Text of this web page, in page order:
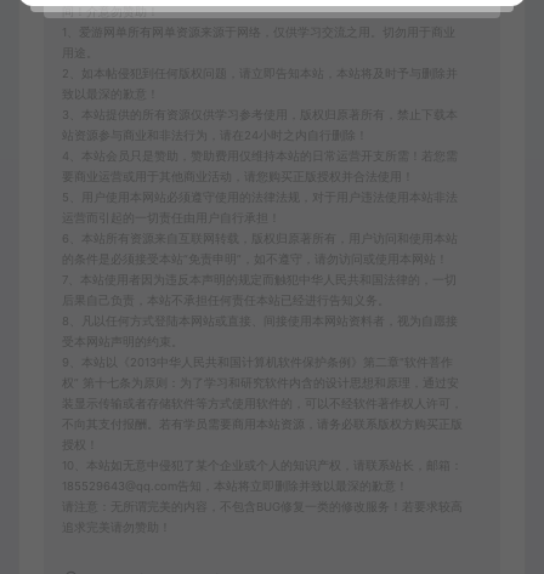
间！介意勿赞助！
1、爱游网单所有网单资源来源于网络，仅供学习交流之用。切勿用于商业
2、如本帖侵犯到任何版权问题，请立即告知本站，本站将及时予与删除并
致以最深的歉意！
3、本站提供的所有资源仅供学习参考使用，版权归原著所有，禁止下载本
站资源参与商业和非法行为，请在24小时之内自行删除！
4、本站会员只是赞助，赞助费用仅维持本站的日常运营开支所需！若您需
要商业运营或用于其他商业活动，请您购买正版授权并合法使用！
5、用户使用本网站必须遵守使用的法律法规，对于用户违法使用本站非法
6、本站所有资源来自互联网转载，版权归原著所有，用户访问和使用本站
的条件是必须接受本站“免责申明”，如不遵守，请勿访问或使用本网站！
7、本站使用者因为违反本声明的规定而触犯中华人民共和国法律的，一切
后果自己负责，本站不承担任何责任本站已经进行告知义务。
8、凡以任何方式登陆本网站或直接、间接使用本网站资料者，视为自愿接
受本网站声明的约束。
9、本站以《2013中华人民共和国计算机软件保护条例》第二章"软件菩作
权” 第十七条为原则：为了学习和研究软件内含的设计思想和原理，通过安
装显示传输或者存储软件等方式使用软件的，可以不经软件著作权人许可，
不向其支付报酬。若有学员需要商用本站资源，请务必联系版权方购买正版
10、本站如无意中侵犯了某个企业或个人的知识产权，请联系站长，邮箱：
185529643@qq.com告知，本站将立即删除并致以最深的歉意！
请注意：无所谓完美的内容，不包含BUG修复一类的修改服务！若要求较高
追求完美请勿赞助！